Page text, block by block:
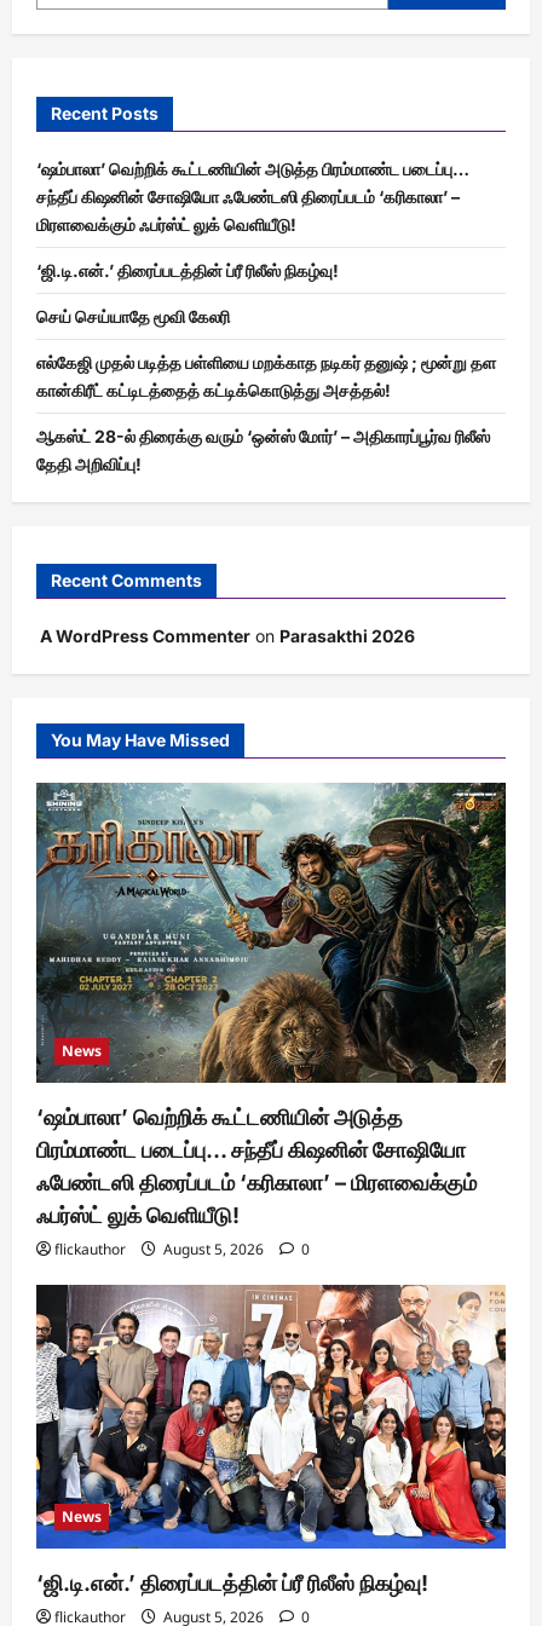
Recent Posts
‘ஷம்பாலா’ வெற்றிக் கூட்டணியின் அடுத்த பிரம்மாண்ட படைப்பு…
சந்தீப் கிஷனின் சோஷியோ ஃபேண்டஸி திரைப்படம் ‘கரிகாலா’ –
மிரளவைக்கும் ஃபர்ஸ்ட் லுக் வெளியீடு!
‘ஜி.டி.என்.’ திரைப்படத்தின் ப்ரீ ரிலீஸ் நிகழ்வு!
செய் செய்யாதே மூவி கேலரி
எல்கேஜி முதல் படித்த பள்ளியை மறக்காத நடிகர் தனுஷ் ; மூன்று தள
கான்கிரீட் கட்டிடத்தைத் கட்டிக்கொடுத்து அசத்தல்!
ஆகஸ்ட் 28-ல் திரைக்கு வரும் ‘ஒன்ஸ் மோர்’ – அதிகாரப்பூர்வ ரிலீஸ்
தேதி அறிவிப்பு!
Recent Comments
A WordPress Commenter on Parasakthi 2026
You May Have Missed
News
‘ஷம்பாலா’ வெற்றிக் கூட்டணியின் அடுத்த
பிரம்மாண்ட படைப்பு… சந்தீப் கிஷனின் சோஷியோ
ஃபேண்டஸி திரைப்படம் ‘கரிகாலா’ – மிரளவைக்கும்
ஃபர்ஸ்ட் லுக் வெளியீடு!
flickauthor August 5, 2026 0
News
‘ஜி.டி.என்.’ திரைப்படத்தின் ப்ரீ ரிலீஸ் நிகழ்வு!
flickauthor August 5, 2026 0